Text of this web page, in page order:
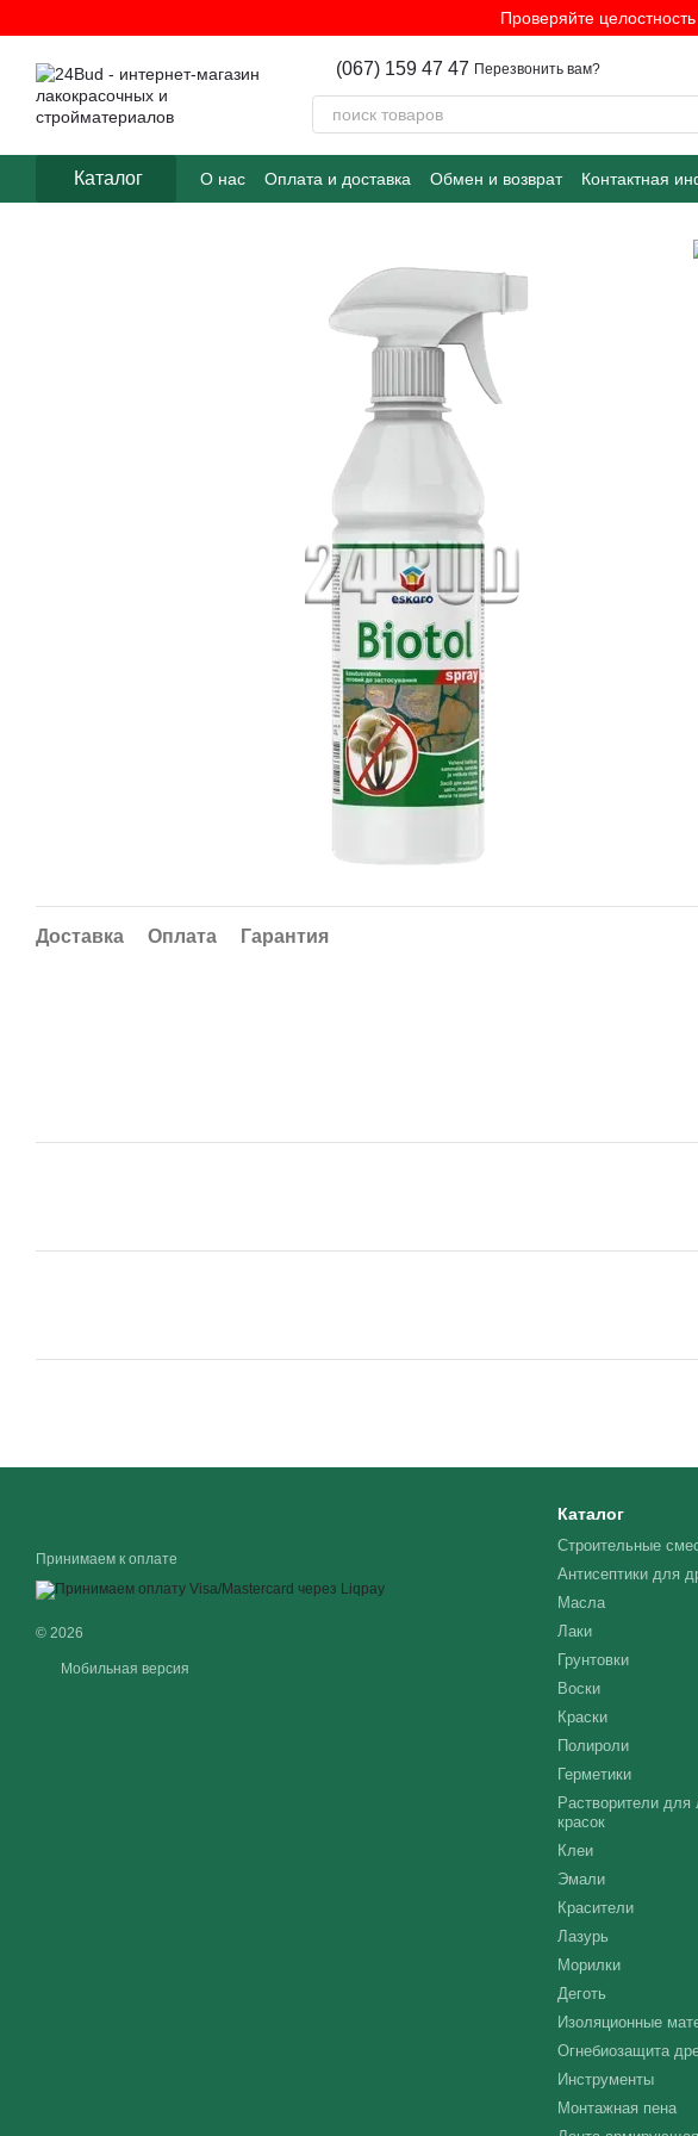
Проверяйте
(067) 159 47 47 Перезвонить вам?
Каталог О нас Оплата и доставка Обмен и возврат Контактная
Доставка Оплата Гарантия
Принимаем к оплате
© 2026
Мобильная версия
Каталог
Строительные
Антисептики для
Масла
Лаки
Грунтовки
Воски
Краски
Полироли
Герметики
Растворители для
красок
Клеи
Эмали
Красители
Лазурь
Морилки
Деготь
Изоляционные
Огнебиозащита
Инструменты
Монтажная пена